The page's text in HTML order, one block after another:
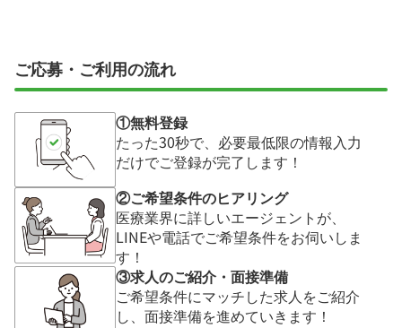
ご応募・ご利用の流れ
①無料登録
たった30秒で、必要最低限の情報入力
だけでご登録が完了します！
②ご希望条件のヒアリング
医療業界に詳しいエージェントが、
LINEや電話でご希望条件をお伺いしま
す！
③求人のご紹介・面接準備
ご希望条件にマッチした求人をご紹介
し、面接準備を進めていきます！